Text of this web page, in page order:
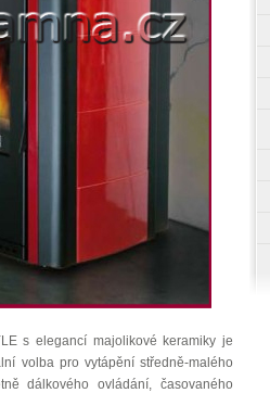
s elegancí majolikové keramiky je
volba pro vytápění středně-malého
dálkového ovládání, časovaného